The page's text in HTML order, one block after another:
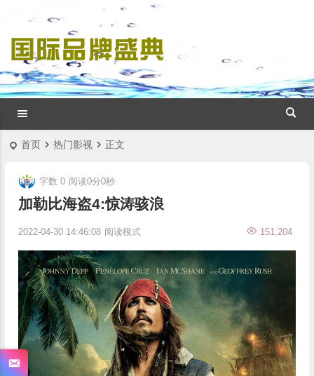
首页 热门影视 正文
加勒比海盗4:惊涛骇浪
2022-04-30 14:46:08 151,204
字数 0 阅读0分0秒
阅读模式